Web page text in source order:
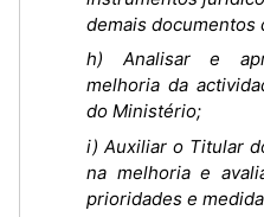
demais documentos
h) Analisar e
melhoria da
do Ministério;
i) Auxiliar o Titular
na melhoria e
prioridades e